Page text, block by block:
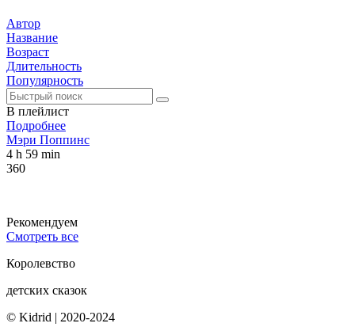
Автор
Название
Возраст
Длительность
Популярность
В плейлист
Подробнее
Мэри Поппинс
4 h 59 min
360
Рекомендуем
Смотреть все
Королевство
детских сказок
© Kidrid | 2020-2024